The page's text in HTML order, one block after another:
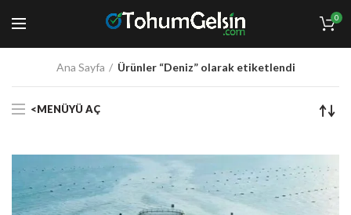
0
Ana Sayfa Ürünler “Deniz” olarak etiketlendi
<MENÜYÜ AÇ